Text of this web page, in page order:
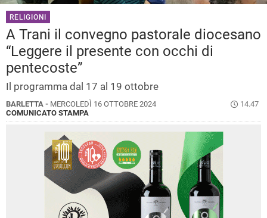
RELIGIONI
A Trani il convegno pastorale diocesano
“Leggere il presente con occhi di
pentecoste”
Il programma dal 17 al 19 ottobre
BARLETTA - MERCOLEDÌ 16 OTTOBRE 2024
14.47
COMUNICATO STAMPA